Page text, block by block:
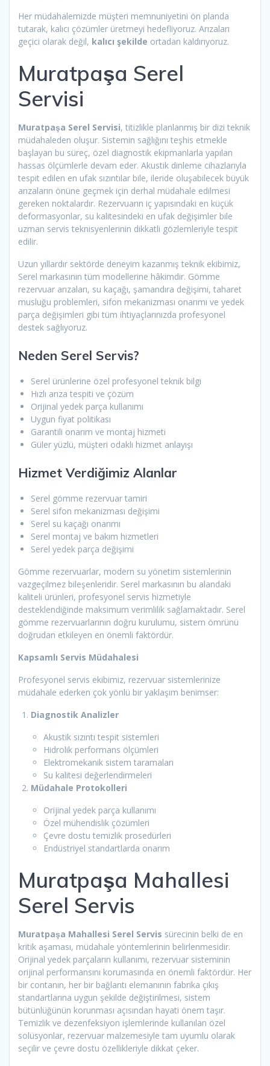
Her müdahalemizde müşteri memnuniyetini ön planda
tutarak, kalıcı çözümler üretmeyi hedefliyoruz. Arızaları
geçici olarak değil, kalıcı şekilde ortadan kaldırıyoruz.
Muratpaşa Serel
Servisi
Muratpaşa Serel Servisi, titizlikle planlanmış bir dizi teknik
müdahaleden oluşur. Sistemin sağlığını teşhis etmekle
başlayan bu süreç, özel diagnostik ekipmanlarla yapılan
hassas ölçümlerle devam eder. Akustik dinleme cihazlarıyla
tespit edilen en ufak sızıntılar bile, ileride oluşabilecek büyük
arızaların önüne geçmek için derhal müdahale edilmesi
gereken noktalardır. Rezervuarın iç yapısındaki en küçük
deformasyonlar, su kalitesindeki en ufak değişimler bile
uzman servis teknisyenlerinin dikkatli gözlemleriyle tespit
edilir.
Uzun yıllardır sektörde deneyim kazanmış teknik ekibimiz,
Serel markasının tüm modellerine hâkimdir. Gömme
rezervuar arızaları, su kaçağı, şamandıra değişimi, taharet
musluğu problemleri, sifon mekanizması onarımı ve yedek
parça değişimleri gibi tüm ihtiyaçlarınızda profesyonel
destek sağlıyoruz.
Neden Serel Servis?
Serel ürünlerine özel profesyonel teknik bilgi
Hızlı arıza tespiti ve çözüm
Orijinal yedek parça kullanımı
Uygun fiyat politikası
Garantili onarım ve montaj hizmeti
Güler yüzlü, müşteri odaklı hizmet anlayışı
Hizmet Verdiğimiz Alanlar
Serel gömme rezervuar tamiri
Serel sifon mekanizması değişimi
Serel su kaçağı onarımı
Serel montaj ve bakım hizmetleri
Serel yedek parça değişimi
Gömme rezervuarlar, modern su yönetim sistemlerinin
vazgeçilmez bileşenleridir. Serel markasının bu alandaki
kaliteli ürünleri, profesyonel servis hizmetiyle
desteklendiğinde maksimum verimlilik sağlamaktadır. Serel
gömme rezervuarlarının doğru kurulumu, sistem ömrünü
doğrudan etkileyen en önemli faktördür.
Kapsamlı Servis Müdahalesi
Profesyonel servis ekibimiz, rezervuar sistemlerinize
müdahale ederken çok yönlü bir yaklaşım benimser:
Diagnostik Analizler
Akustik sızıntı tespit sistemleri
Hidrolik performans ölçümleri
Elektromekanik sistem taramaları
Su kalitesi değerlendirmeleri
Müdahale Protokolleri
Orijinal yedek parça kullanımı
Özel mühendislik çözümleri
Çevre dostu temizlik prosedürleri
Endüstriyel standartlarda onarım
Muratpaşa Mahallesi
Serel Servis
Muratpaşa Mahallesi Serel Servis sürecinin belki de en
kritik aşaması, müdahale yöntemlerinin belirlenmesidir.
Orijinal yedek parçaların kullanımı, rezervuar sisteminin
orijinal performansını korumasında en önemli faktördür. Her
bir contanın, her bir bağlantı elemanının fabrika çıkış
standartlarına uygun şekilde değiştirilmesi, sistem
bütünlüğünün korunması açısından hayati önem taşır.
Temizlik ve dezenfeksiyon işlemlerinde kullanılan özel
solüsyonlar, rezervuar malzemesiyle tam uyumlu olarak
seçilir ve çevre dostu özellikleriyle dikkat çeker.